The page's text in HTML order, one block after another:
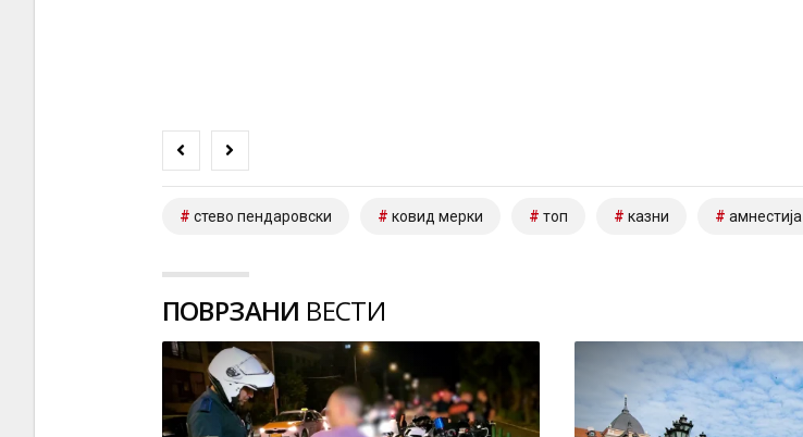
стево пендаровски ковид мерки топ казни амнестија
ПОВРЗАНИ ВЕСТИ